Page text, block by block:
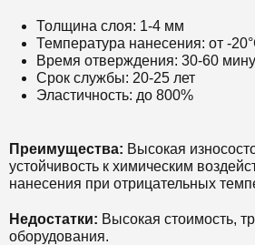
Толщина слоя: 1-4 мм
Температура нанесения: от -
Время отверждения: 30-60
Срок службы: 20-25 лет
Эластичность: до 800%
Преимущества: Высокая
устойчивость к химическим
нанесения при отрицательных
Недостатки: Высокая стоимость,
оборудования.